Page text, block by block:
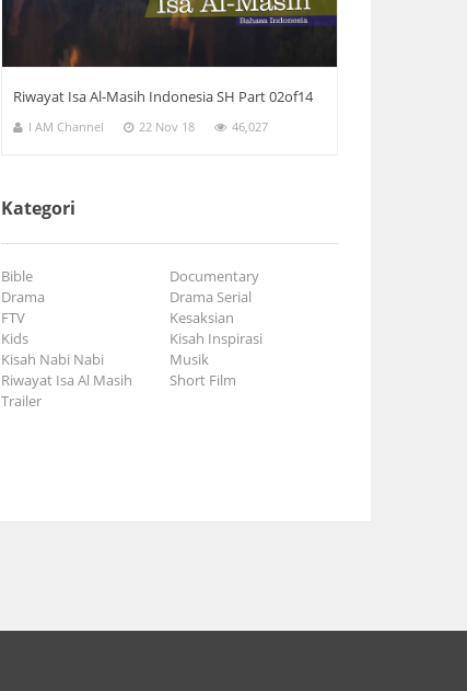
Riwayat Isa Al-Masih Indonesia SH Part 02of14
I AM Channel 22 Nov 18 46,027
Kategori
Bible
Documentary
Drama
Drama Serial
FTV
Kesaksian
Kids
Kisah Inspirasi
Kisah Nabi Nabi
Musik
Riwayat Isa Al Masih
Short Film
Trailer